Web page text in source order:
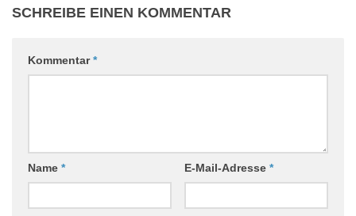
SCHREIBE EINEN KOMMENTAR
Kommentar*
Name * E-Mail-Adresse *